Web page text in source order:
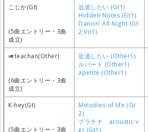
こじか(Gt)
(5曲エントリー・3曲
成立)
近道したい (Gt1)
Hidden Notes (Gt1)
Dancin' All Night (Gt
2,Vo1)
🎺teachan(Other)
(6曲エントリー・3曲
成立)
近道したい (Other1)
ルバート (Other1)
apetite (Other1)
K-hey(Gt)
(5曲エントリー・3曲
Melodies of life (Gt
2)
プラチナ acoustic v
er (Gt1)